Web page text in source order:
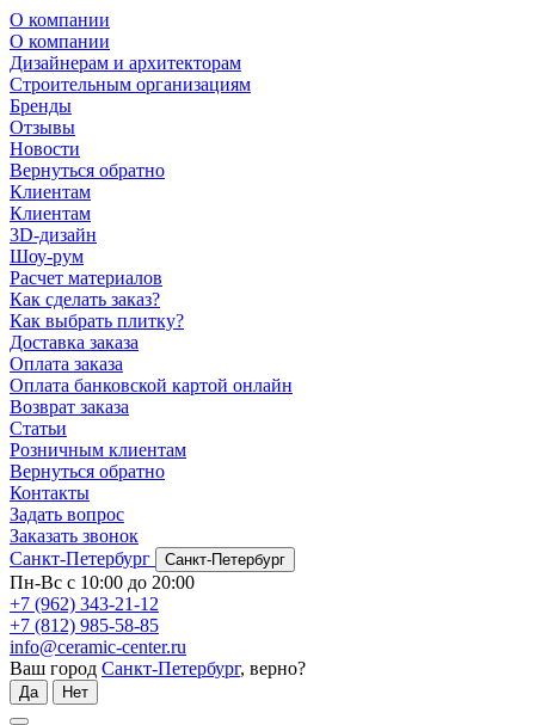
О компании
О компании
Дизайнерам и архитекторам
Строительным организациям
Бренды
Отзывы
Новости
Вернуться обратно
Клиентам
Клиентам
3D-дизайн
Шоу-рум
Расчет материалов
Как сделать заказ?
Как выбрать плитку?
Доставка заказа
Оплата заказа
Оплата банковской картой онлайн
Возврат заказа
Статьи
Розничным клиентам
Вернуться обратно
Контакты
Задать вопрос
Заказать звонок
Санкт-Петербург
Санкт-Петербург
Пн-Вс с 10:00 до 20:00
+7 (962) 343-21-12
+7 (812) 985-58-85
info@ceramic-center.ru
Ваш город Санкт-Петербург, верно?
Да Нет